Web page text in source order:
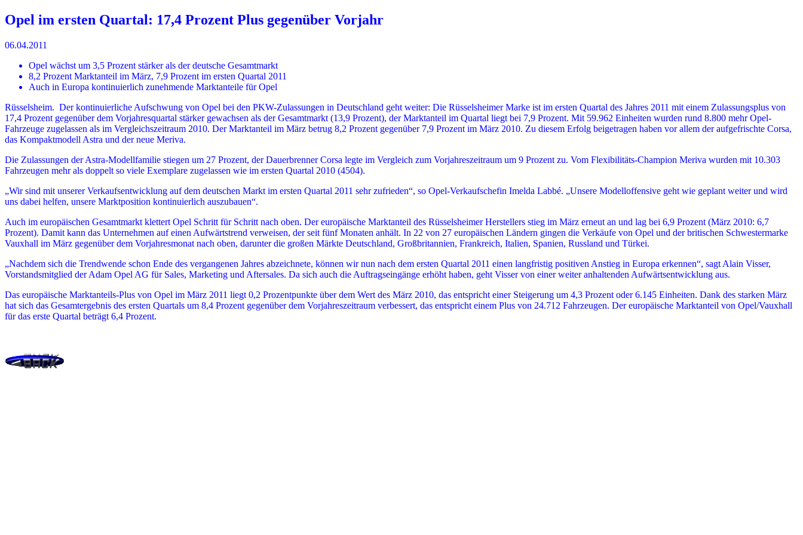
Opel im ersten Quartal: 17,4 Prozent Plus gegenüber Vorjahr
06.04.2011
Opel wächst um 3,5 Prozent stärker als der deutsche Gesamtmarkt
8,2 Prozent Marktanteil im März, 7,9 Prozent im ersten Quartal 2011
Auch in Europa kontinuierlich zunehmende Marktanteile für Opel
Rüsselsheim. Der kontinuierliche Aufschwung von Opel bei den PKW-Zulassungen in Deutschland geht weiter: Die Rüsselsheimer Marke ist im ersten Quartal des Jahres 2011 mit einem Zulassungsplus von
17,4 Prozent gegenüber dem Vorjahresquartal stärker gewachsen als der Gesamtmarkt (13,9 Prozent), der Marktanteil im Quartal liegt bei 7,9 Prozent. Mit 59.962 Einheiten wurden rund 8.800 mehr Opel-
Fahrzeuge zugelassen als im Vergleichszeitraum 2010. Der Marktanteil im März betrug 8,2 Prozent gegenüber 7,9 Prozent im März 2010. Zu diesem Erfolg beigetragen haben vor allem der aufgefrischte Corsa,
das Kompaktmodell Astra und der neue Meriva.
Die Zulassungen der Astra-Modellfamilie stiegen um 27 Prozent, der Dauerbrenner Corsa legte im Vergleich zum Vorjahreszeitraum um 9 Prozent zu. Vom Flexibilitäts-Champion Meriva wurden mit 10.303
Fahrzeugen mehr als doppelt so viele Exemplare zugelassen wie im ersten Quartal 2010 (4504).
„Wir sind mit unserer Verkaufsentwicklung auf dem deutschen Markt im ersten Quartal 2011 sehr zufrieden“, so Opel-Verkaufschefin Imelda Labbé. „Unsere Modelloffensive geht wie geplant weiter und wird
uns dabei helfen, unsere Marktposition kontinuierlich auszubauen“.
Auch im europäischen Gesamtmarkt klettert Opel Schritt für Schritt nach oben. Der europäische Marktanteil des Rüsselsheimer Herstellers stieg im März erneut an und lag bei 6,9 Prozent (März 2010: 6,7
Prozent). Damit kann das Unternehmen auf einen Aufwärtstrend verweisen, der seit fünf Monaten anhält. In 22 von 27 europäischen Ländern gingen die Verkäufe von Opel und der britischen Schwestermarke
Vauxhall im März gegenüber dem Vorjahresmonat nach oben, darunter die großen Märkte Deutschland, Großbritannien, Frankreich, Italien, Spanien, Russland und Türkei.
„Nachdem sich die Trendwende schon Ende des vergangenen Jahres abzeichnete, können wir nun nach dem ersten Quartal 2011 einen langfristig positiven Anstieg in Europa erkennen“, sagt Alain Visser,
Vorstandsmitglied der Adam Opel AG für Sales, Marketing und Aftersales. Da sich auch die Auftragseingänge erhöht haben, geht Visser von einer weiter anhaltenden Aufwärtsentwicklung aus.
Das europäische Marktanteils-Plus von Opel im März 2011 liegt 0,2 Prozentpunkte über dem Wert des März 2010, das entspricht einer Steigerung um 4,3 Prozent oder 6.145 Einheiten. Dank des starken März
hat sich das Gesamtergebnis des ersten Quartals um 8,4 Prozent gegenüber dem Vorjahreszeitraum verbessert, das entspricht einem Plus von 24.712 Fahrzeugen. Der europäische Marktanteil von Opel/Vauxhall
für das erste Quartal beträgt 6,4 Prozent.